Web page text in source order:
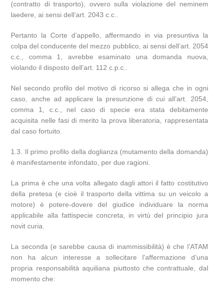
(contratto di trasporto), ovvero sulla violazione del neminem
laedere, ai sensi dell’art. 2043 c.c..
Pertanto la Corte d’appello, affermando in via presuntiva la
colpa del conducente del mezzo pubblico, ai sensi dell’art. 2054
c.c., comma 1, avrebbe esaminato una domanda nuova,
violando il disposto dell’art. 112 c.p.c..
Nel secondo profilo del motivo di ricorso si allega che in ogni
caso, anche ad applicare la presunzione di cui all’art. 2054,
comma 1, c.c., nel caso di specie era stata debitamente
acquisita nelle fasi di merito la prova liberatoria, rappresentata
dal caso fortuito.
1.3. Il primo profilo della doglianza (mutamento della domanda)
è manifestamente infondato, per due ragioni.
La prima è che una volta allegato dagli attori il fatto costitutivo
della pretesa (e cioè il trasporto della vittima su un veicolo a
motore) è potere-dovere del giudice individuare la norma
applicabile alla fattispecie concreta, in virtù del principio jura
novit curia.
La seconda (e sarebbe causa di inammissibilità) è che l’ATAM
non ha alcun interesse a sollecitare l’affermazione d’una
propria responsabilità aquiliana piuttosto che contrattuale, dal
momento che: